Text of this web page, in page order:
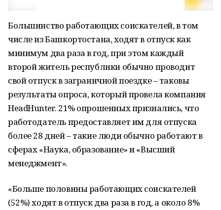
Большинство работающих соискателей, в том
числе из Башкортостана, ходят в отпуск как
минимум два раза в год, при этом каждый
второй житель республики обычно проводит
свой отпуск в заграничной поездке – таковы
результаты опроса, который провела компания
HeadHunter. 21% опрошенных признались, что
работодатель предоставляет им для отпуска
более 28 дней – такие люди обычно работают в
сферах «Наука, образование» и «Высший
менеджмент».
«Больше половины работающих соискателей
(52%) ходят в отпуск два раза в год, а около 8%